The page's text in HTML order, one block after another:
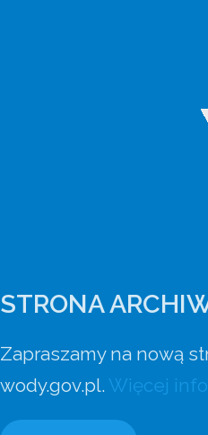
STRONA
Zapraszamy na nową
wody.gov.pl. Więcej